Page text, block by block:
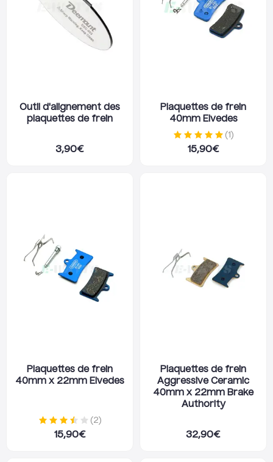
Outil d'alignement des
plaquettes de frein
3,90€
Plaquettes de frein
40mm Elvedes
(1)
15,90€
Plaquettes de frein
40mm x 22mm Elvedes
(2)
15,90€
Plaquettes de frein
Aggressive Ceramic
40mm x 22mm Brake
Authority
32,90€